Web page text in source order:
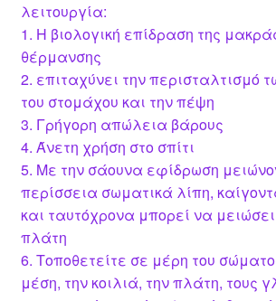
λειτουργία:
1. Η βιολογική επίδραση της
θέρμανσης
2. επιταχύνει την περισταλτισμό
του στομάχου και την πέψη
3. Γρήγορη απώλεια βάρους
4. Άνετη χρήση στο σπίτι
5. Με την σάουνα εφίδρωση
περίσσεια σωματικά λίπη,
και ταυτόχρονα μπορεί να
πλάτη
6. Τοποθετείτε σε μέρη του
μέση, την κοιλιά, την πλάτη, τους